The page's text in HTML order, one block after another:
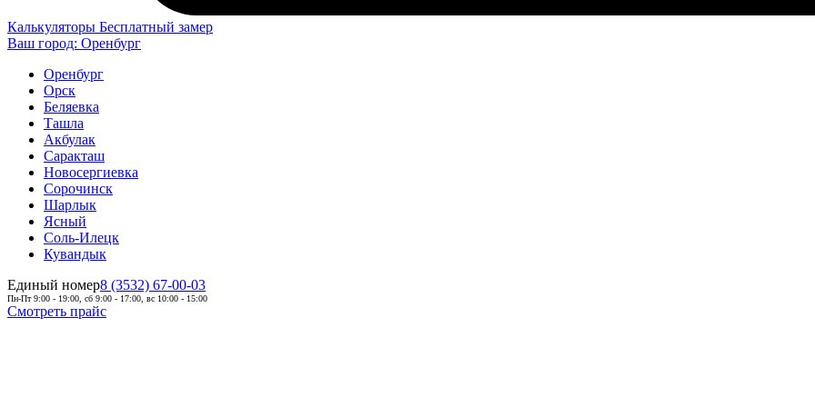
Калькуляторы Бесплатный замер
Ваш город: Оренбург
Оренбург
Орск
Беляевка
Ташла
Акбулак
Саракташ
Новосергиевка
Сорочинск
Шарлык
Ясный
Соль-Илецк
Кувандык
Единый номер8 (3532) 67-00-03
Пн-Пт 9:00 - 19:00, сб 9:00 - 17:00, вс 10:00 - 15:00
Смотреть прайс